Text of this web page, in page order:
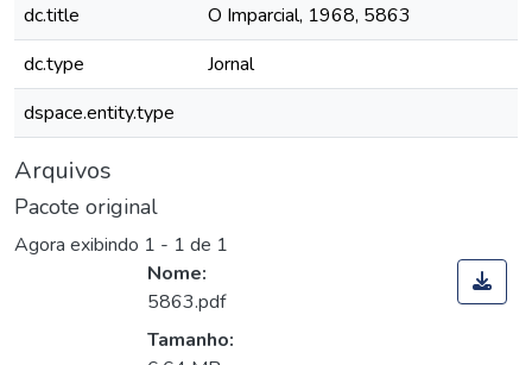
dc.title
O Imparcial, 1968, 5863
dc.type
Jornal
dspace.entity.type
Arquivos
Pacote original
Agora exibindo 1 - 1 de 1
Nome:
5863.pdf
Tamanho: